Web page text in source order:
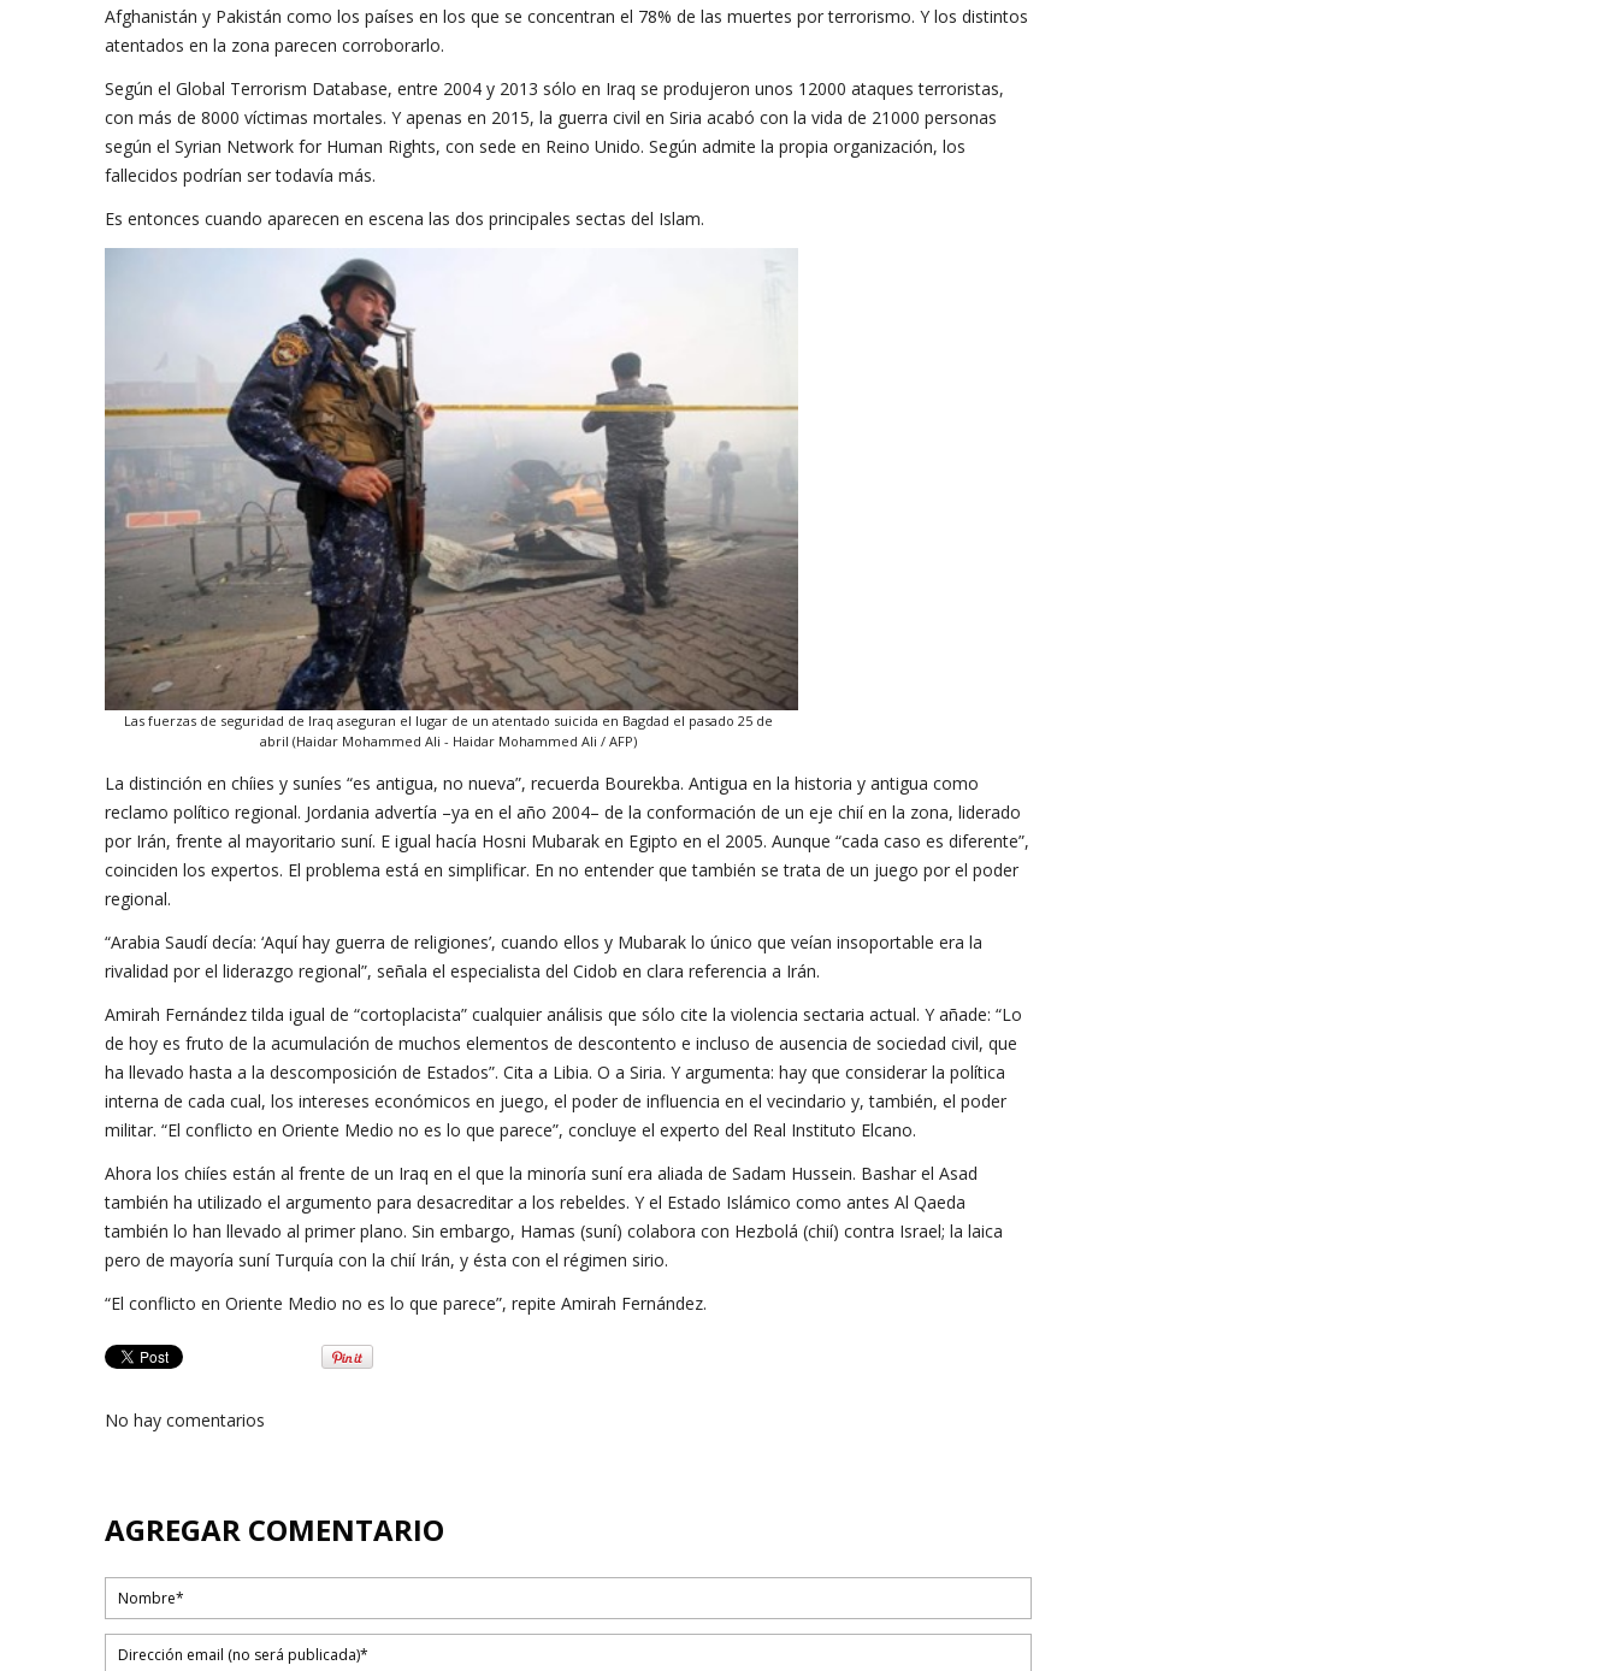
Afghanistán y Pakistán como los países en los que se concentran el 78% de las muertes por terrorismo. Y los distintos
atentados en la zona parecen corroborarlo.
Según el Global Terrorism Database, entre 2004 y 2013 sólo en Iraq se produjeron unos 12000 ataques terroristas,
con más de 8000 víctimas mortales. Y apenas en 2015, la guerra civil en Siria acabó con la vida de 21000 personas
según el Syrian Network for Human Rights, con sede en Reino Unido. Según admite la propia organización, los
fallecidos podrían ser todavía más.
Es entonces cuando aparecen en escena las dos principales sectas del Islam.
Las fuerzas de seguridad de Iraq aseguran el lugar de un atentado suicida en Bagdad el pasado 25 de
abril (Haidar Mohammed Ali - Haidar Mohammed Ali / AFP)
La distinción en chíies y suníes “es antigua, no nueva”, recuerda Bourekba. Antigua en la historia y antigua como
reclamo político regional. Jordania advertía –ya en el año 2004– de la conformación de un eje chií en la zona, liderado
por Irán, frente al mayoritario suní. E igual hacía Hosni Mubarak en Egipto en el 2005. Aunque “cada caso es diferente”,
coinciden los expertos. El problema está en simplificar. En no entender que también se trata de un juego por el poder
regional.
“Arabia Saudí decía: ‘Aquí hay guerra de religiones’, cuando ellos y Mubarak lo único que veían insoportable era la
rivalidad por el liderazgo regional”, señala el especialista del Cidob en clara referencia a Irán.
Amirah Fernández tilda igual de “cortoplacista” cualquier análisis que sólo cite la violencia sectaria actual. Y añade: “Lo
de hoy es fruto de la acumulación de muchos elementos de descontento e incluso de ausencia de sociedad civil, que
ha llevado hasta a la descomposición de Estados”. Cita a Libia. O a Siria. Y argumenta: hay que considerar la política
interna de cada cual, los intereses económicos en juego, el poder de influencia en el vecindario y, también, el poder
militar. “El conflicto en Oriente Medio no es lo que parece”, concluye el experto del Real Instituto Elcano.
Ahora los chiíes están al frente de un Iraq en el que la minoría suní era aliada de Sadam Hussein. Bashar el Asad
también ha utilizado el argumento para desacreditar a los rebeldes. Y el Estado Islámico como antes Al Qaeda
también lo han llevado al primer plano. Sin embargo, Hamas (suní) colabora con Hezbolá (chií) contra Israel; la laica
pero de mayoría suní Turquía con la chií Irán, y ésta con el régimen sirio.
“El conflicto en Oriente Medio no es lo que parece”, repite Amirah Fernández.
No hay comentarios
AGREGAR COMENTARIO